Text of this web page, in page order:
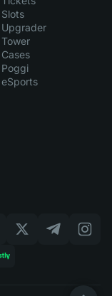
Slots
Upgrader
Tower
Cases
Poggi
eSports